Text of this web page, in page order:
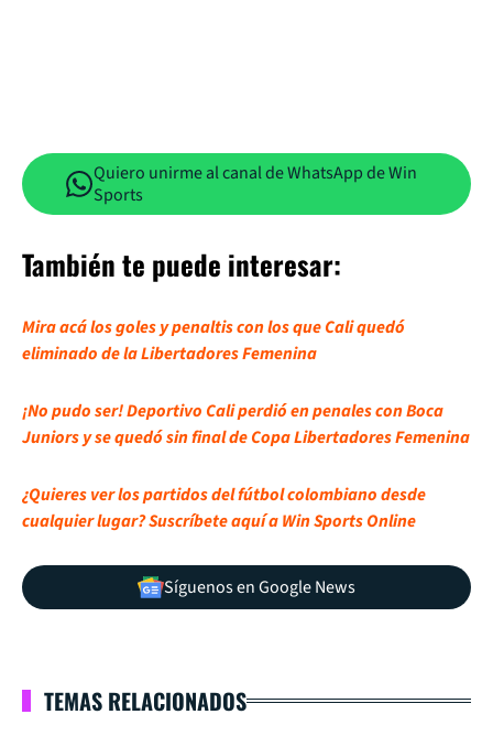
Quiero unirme al canal de WhatsApp de Win
Sports
También te puede interesar:
Mira acá los goles y penaltis con los que Cali quedó
eliminado de la Libertadores Femenina
¡No pudo ser! Deportivo Cali perdió en penales con Boca
Juniors y se quedó sin final de Copa Libertadores Femenina
¿Quieres ver los partidos del fútbol colombiano desde
cualquier lugar? Suscríbete aquí a Win Sports Online
Síguenos en Google News
TEMAS RELACIONADOS